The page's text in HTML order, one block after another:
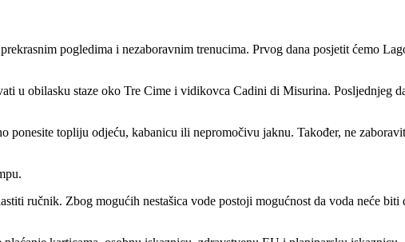
pogledima i nezaboravnim trenucima. Prvog dana posjetit ćemo
u obilasku staze oko Tre Cime i vidikovca Cadini di Misurina. Posljednjeg
topliju odjeću, kabanicu ili nepromočivu jaknu. Također, ne
ručnik. Zbog mogućih nestašica vode postoji mogućnost da voda neće biti